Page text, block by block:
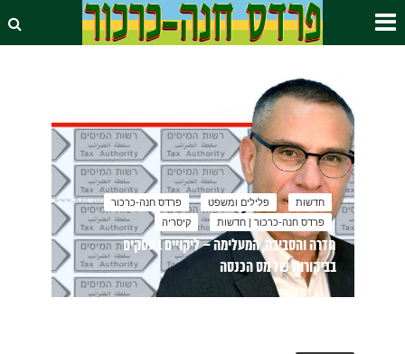
חדשות פלילים ומשפט
פרדס חנה-כרכור
פרדס חנה-כרכור | חדשות
קיסריה
חדרה והסביבה, המעלימה – ליקויים בעסקים
בביקורות של מס הכנסה